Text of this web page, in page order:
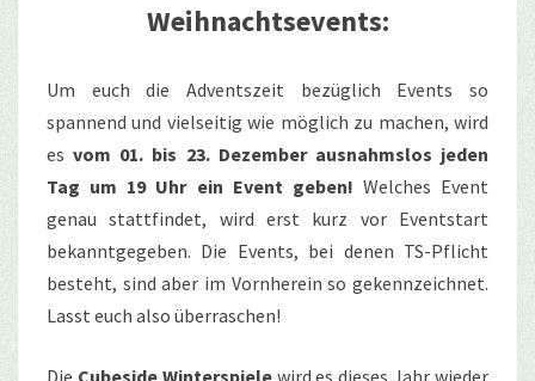
Weihnachtsevents:
Um euch die Adventszeit bezüglich Events so
spannend und vielseitig wie möglich zu machen, wird
esvom 01. bis 23. Dezember ausnahmslos jeden
Tag um 19 Uhr ein Event geben! Welches Event
genau stattfindet, wird erst kurz vor Eventstart
bekanntgegeben. Die Events, bei denen TS-Pflicht
besteht, sind aber im Vornherein so gekennzeichnet.
Lasst euch also überraschen!
Die Cubeside Winterspielewird es dieses Jahr wieder